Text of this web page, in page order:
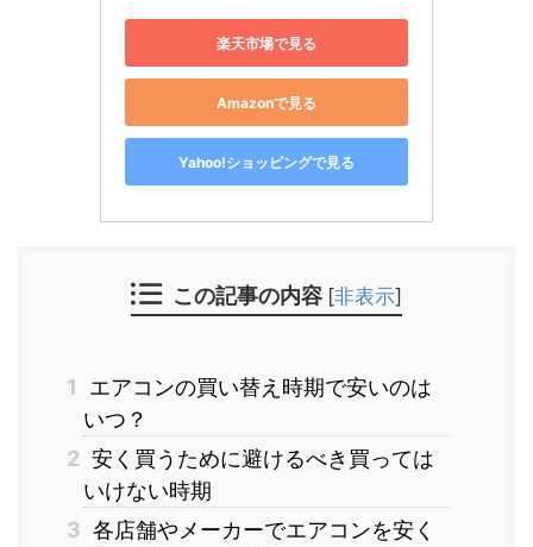
楽天市場で見る
Amazonで見る
Yahoo!ショッピングで見る
この記事の内容 [非表示]
1
エアコンの買い替え時期で安いのは
いつ？
2 安く買うために避けるべき買っては
いけない時期
3 各店舗やメーカーでエアコンを安く